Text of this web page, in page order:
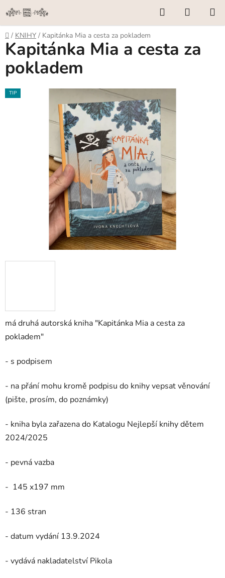
Přejít
na
obsah
Hledat
KOŠÍK
Domů
/ KNIHY / Kapitánka Mia a cesta za pokladem
má druhá autorská kniha "Kapitánka Mia a cesta za
pokladem"
- s podpisem
- na přání mohu kromě podpisu do knihy vepsat věnování
(pište, prosím, do poznámky)
- kniha byla zařazena do Katalogu Nejlepší knihy dětem
2024/2025
- pevná vazba
- 145 x197 mm
- 136 stran
- datum vydání 13.9.2024
- vydává nakladatelství Pikola
Kapitánka Mia a cesta za
pokladem
TIP